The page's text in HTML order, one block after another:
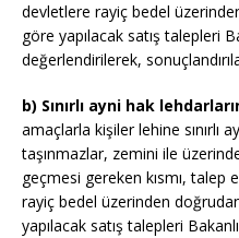
devletlere rayiç bedel
göre yapılacak satış talepleri
değerlendirilerek,
b) Sınırlı ayni hak
amaçlarla kişiler lehine sınırlı
taşınmazlar, zemini ile
geçmesi gereken kısmı, talep
rayiç bedel üzerinden
yapılacak satış talepleri